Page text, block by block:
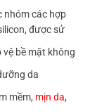
nhóm các hợp
được sử
vệ bề mặt không
da
mềm, mịn da,